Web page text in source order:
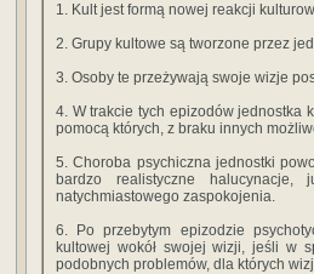
1. Kult jest formą nowej reakcji
2. Grupy kultowe są tworzone przez
3. Osoby te przeżywają swoje wizje
4. W trakcie tych epizodów jednostka
pomocą których, z braku innych
5. Choroba psychiczna jednostki
bardzo realistyczne
natychmiastowego zaspokojenia.
6. Po przebytym epizodzie
kultowej wokół swojej wizji, jeśli w
podobnych problemów, dla których